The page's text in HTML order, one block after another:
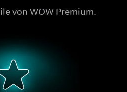
von WOW Premium.